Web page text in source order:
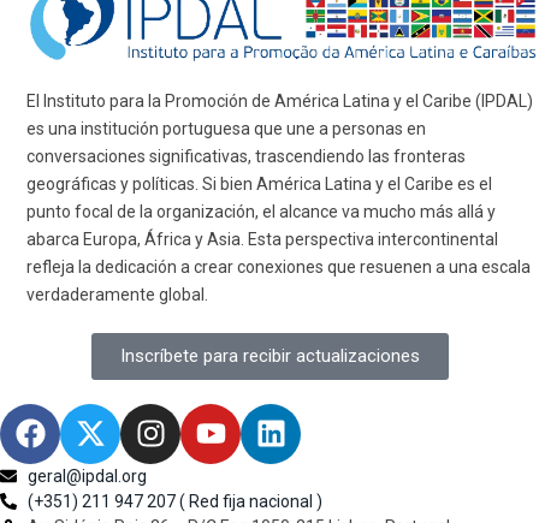
El Instituto para la Promoción de América Latina y el Caribe (IPDAL)
es una institución portuguesa que une a personas en
conversaciones significativas, trascendiendo las fronteras
geográficas y políticas. Si bien América Latina y el Caribe es el
punto focal de la organización, el alcance va mucho más allá y
abarca Europa, África y Asia. Esta perspectiva intercontinental
refleja la dedicación a crear conexiones que resuenen a una escala
verdaderamente global.
Inscríbete para recibir actualizaciones
geral@ipdal.org
(+351) 211 947 207 ( Red fija nacional )